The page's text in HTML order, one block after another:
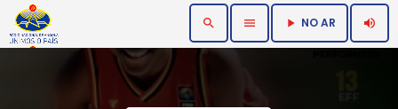
search menu play_arrow NO AR volume_up